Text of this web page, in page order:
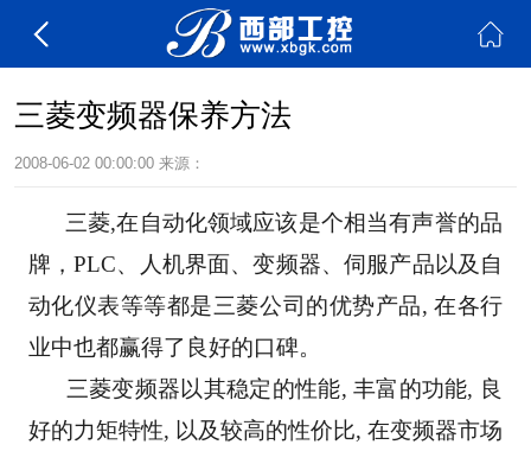
三菱变频器保养方法
2008-06-02 00:00:00 来源：
牌，PLC、人机界面、变频器、伺服产品以及自
动化仪表等等都是三菱公司的优势产品, 在各行
业中也都赢得了良好的口碑。
好的力矩特性, 以及较高的性价比, 在变频器市场